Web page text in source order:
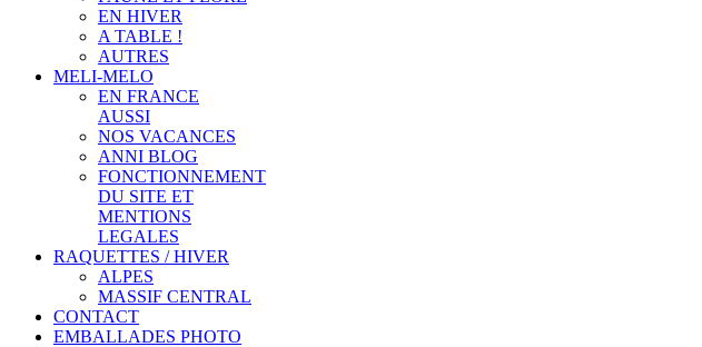
EN HIVER
A TABLE !
AUTRES
MELI-MELO
EN FRANCE
AUSSI
NOS VACANCES
ANNI BLOG
FONCTIONNEMENT
DU SITE ET
MENTIONS
LEGALES
RAQUETTES / HIVER
ALPES
MASSIF CENTRAL
CONTACT
EMBALLADES PHOTO